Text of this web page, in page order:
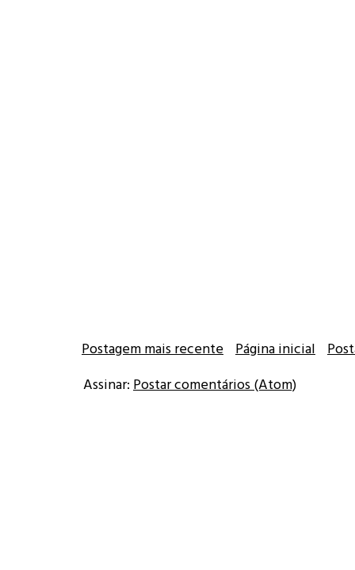
Postagem mais recente Página inicial
Assinar: Postar comentários (Atom)